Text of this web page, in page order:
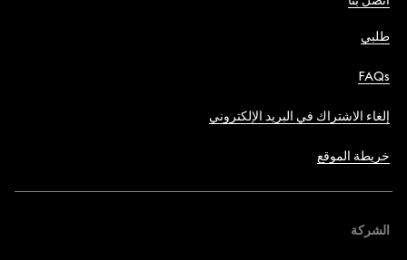
طلبي
FAQs
إلغاء الاشتراك في البريد الإلكتروني
خريطة الموقع
الشركة